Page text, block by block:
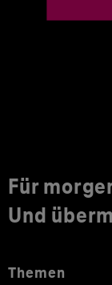
Für
Und
Themen